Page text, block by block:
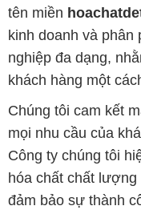
tên miền
kinh doanh và phân
nghiệp đa dạng,
khách hàng một
Chúng tôi cam kết
mọi nhu cầu của
Công ty chúng tôi
hóa chất chất
đảm bảo sự thành